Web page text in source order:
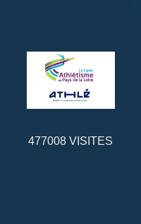
477008 VISITES